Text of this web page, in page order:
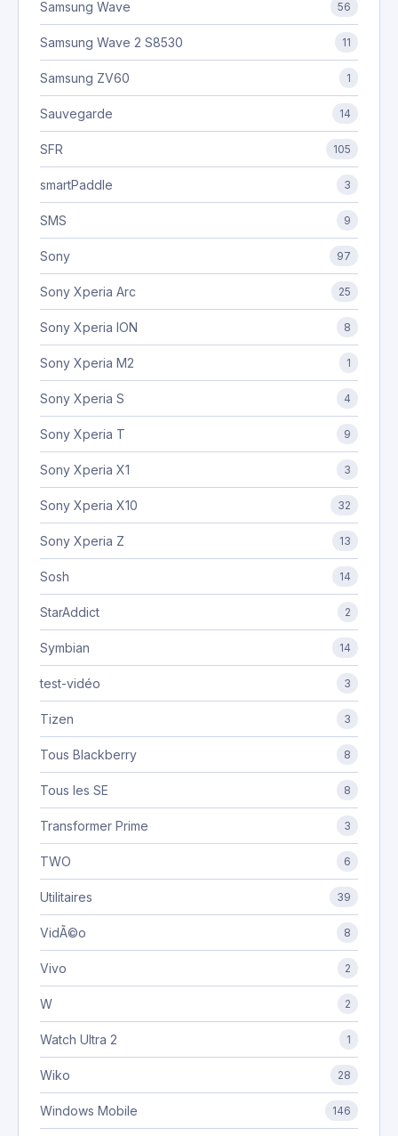
Samsung Wave 56
Samsung Wave 2 S8530 11
Samsung ZV60 1
Sauvegarde 14
SFR 105
smartPaddle 3
SMS 9
Sony 97
Sony Xperia Arc 25
Sony Xperia ION 8
Sony Xperia M2 1
Sony Xperia S 4
Sony Xperia T 9
Sony Xperia X1 3
Sony Xperia X10 32
Sony Xperia Z 13
Sosh 14
StarAddict 2
Symbian 14
test-vidéo 3
Tizen 3
Tous Blackberry 8
Tous les SE 8
Transformer Prime 3
TWO 6
Utilitaires 39
VidÃ©o 8
Vivo 2
W 2
Watch Ultra 2 1
Wiko 28
Windows Mobile 146